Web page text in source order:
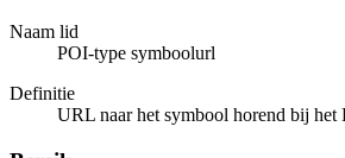
Naam lid
POI-type symboolurl
Definitie
URL naar het symbool horend bij het